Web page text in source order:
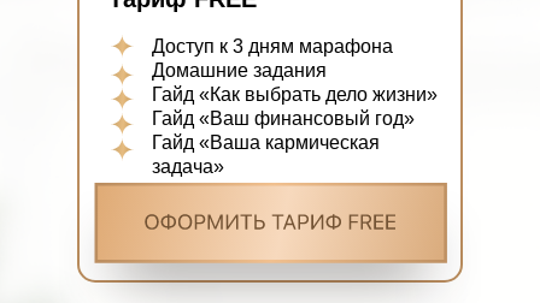
Доступ к 3 дням марафона
Домашние задания
Гайд «Как выбрать дело жизни»
Гайд «Ваш финансовый год»
Гайд «Ваша кармическая
задача»